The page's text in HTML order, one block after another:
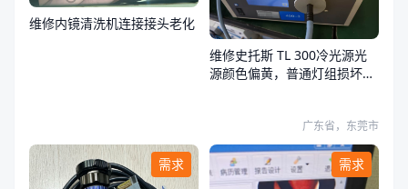
维修内镜清洗机连接接头老化
维修史托斯 TL 300冷光源光
源颜色偏黄，普通灯组损坏，
广东省，东莞市
需求 需求